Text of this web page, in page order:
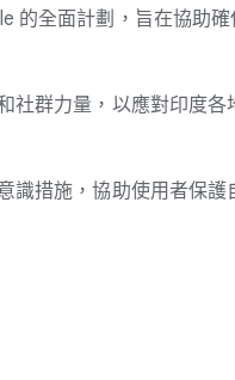
的​全面​計劃，​旨在​協助​
社​群力​量，​以​應​對​印度​各​
識​措施，​協助​使用​者​保護​